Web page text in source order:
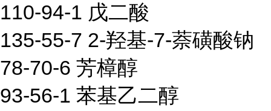
110-94-1 戊二酸
135-55-7 2-羟基-7-萘磺酸钠
78-70-6 芳樟醇
93-56-1 苯基乙二醇